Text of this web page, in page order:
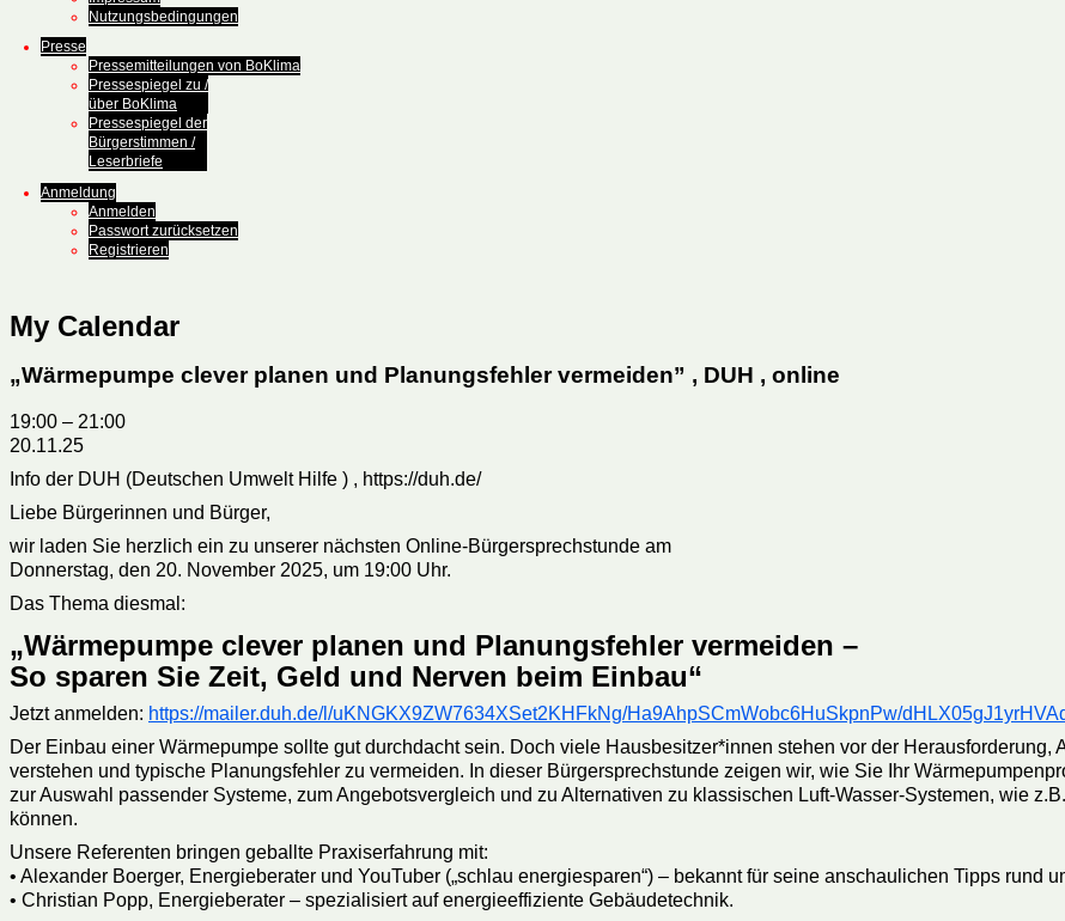
Nutzungsbedingungen
Presse
Pressemitteilungen von BoKlima
Pressespiegel zu /
über BoKlima
Pressespiegel der
Bürgerstimmen /
Leserbriefe
Anmeldung
Anmelden
Passwort zurücksetzen
Registrieren
My Calendar
„Wärmepumpe clever planen und Planungsfehler vermeiden” , DUH , online
19:00 – 21:00
20.11.25
Info der DUH (Deutschen Umwelt Hilfe ) , https://duh.de/
Liebe Bürgerinnen und Bürger,
wir laden Sie herzlich ein zu unserer nächsten Online-Bürgersprechstunde am
Donnerstag, den 20. November 2025, um 19:00 Uhr.
Das Thema diesmal:
„Wärmepumpe clever planen und Planungsfehler vermeiden –
So sparen Sie Zeit, Geld und Nerven beim Einbau“
Jetzt anmelden: https://mailer.duh.de/l/uKNGKX9ZW7634XSet2KHFkNg/Ha9AhpSCmWobc6HuSkpnPw/
Der Einbau einer Wärmepumpe sollte gut durchdacht sein. Doch viele Hausbesitzer*innen stehen vor der
verstehen und typische Planungsfehler zu vermeiden. In dieser Bürgersprechstunde zeigen wir, wie Sie Ihr
zur Auswahl passender Systeme, zum Angebotsvergleich und zu Alternativen zu klassischen Luft-Wasser-Systemen, wie
können.
Unsere Referenten bringen geballte Praxiserfahrung mit:
• Alexander Boerger, Energieberater und YouTuber („schlau energiesparen“) – bekannt für seine anschaulichen Tipps rund
• Christian Popp, Energieberater – spezialisiert auf energieeffiziente Gebäudetechnik.